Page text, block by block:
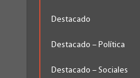
Destacado
Destacado – Política
Destacado – Sociales